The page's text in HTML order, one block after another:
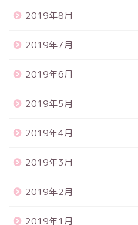
2019年8月
2019年7月
2019年6月
2019年5月
2019年4月
2019年3月
2019年2月
2019年1月